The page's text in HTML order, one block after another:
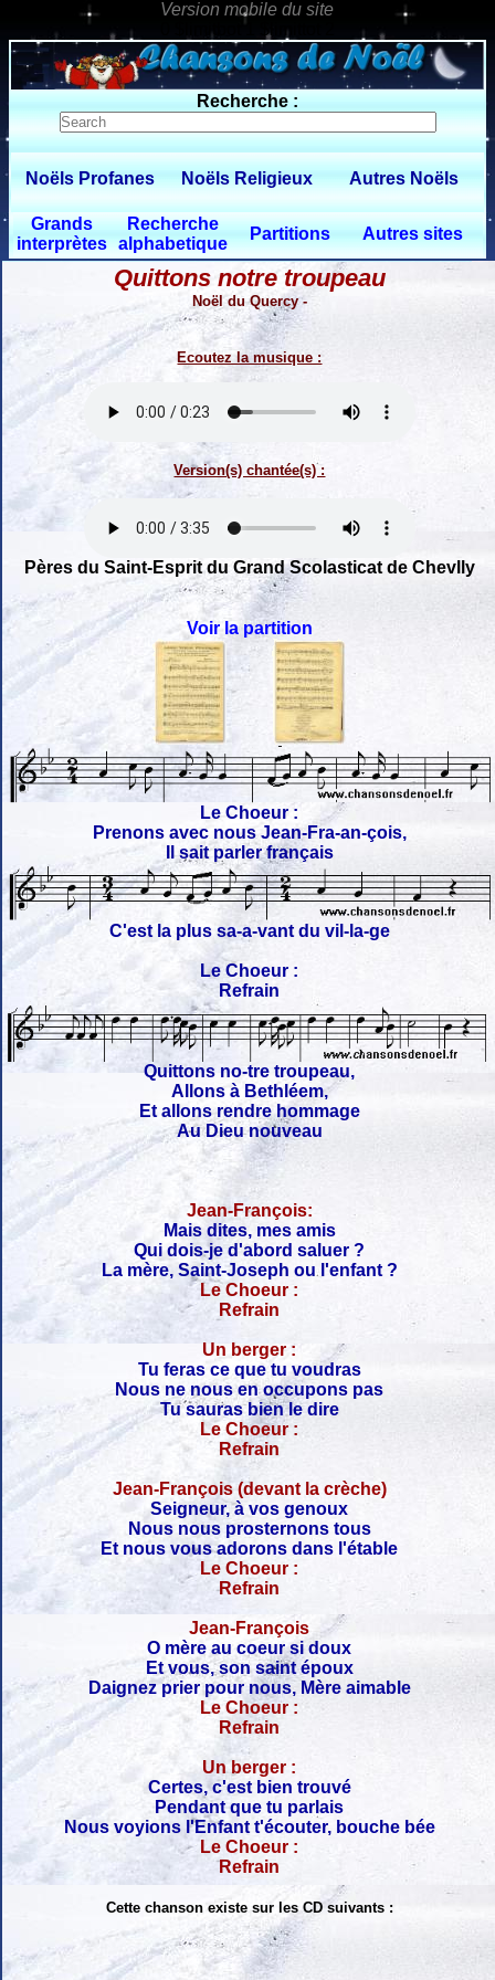
0 $limitbot 1 $limittot 2
Recherche :
Noëls Profanes Noëls Religieux Autres Noëls
Grands
interprètes
Recherche
alphabetique
Partitions Autres sites
Quittons notre troupeau
Noël du Quercy -
Ecoutez la musique :
Version(s) chantée(s) :
Pères du Saint-Esprit du Grand Scolasticat de Chevlly
Voir la partition
Le Choeur :
Prenons avec nous Jean-Fra-an-çois,
Il sait parler français
C'est la plus sa-a-vant du vil-la-ge
Le Choeur :
Refrain
Quittons no-tre troupeau,
Allons à Bethléem,
Et allons rendre hommage
Au Dieu nouveau
Jean-François:
Mais dites, mes amis
Qui dois-je d'abord saluer ?
La mère, Saint-Joseph ou l'enfant ?
Le Choeur :
Refrain
Un berger :
Tu feras ce que tu voudras
Nous ne nous en occupons pas
Tu sauras bien le dire
Le Choeur :
Refrain
Jean-François (devant la crèche)
Seigneur, à vos genoux
Nous nous prosternons tous
Et nous vous adorons dans l'étable
Le Choeur :
Refrain
Jean-François
O mère au coeur si doux
Et vous, son saint époux
Daignez prier pour nous, Mère aimable
Le Choeur :
Refrain
Un berger :
Certes, c'est bien trouvé
Pendant que tu parlais
Nous voyions l'Enfant t'écouter, bouche bée
Le Choeur :
Refrain
Cette chanson existe sur les CD suivants :